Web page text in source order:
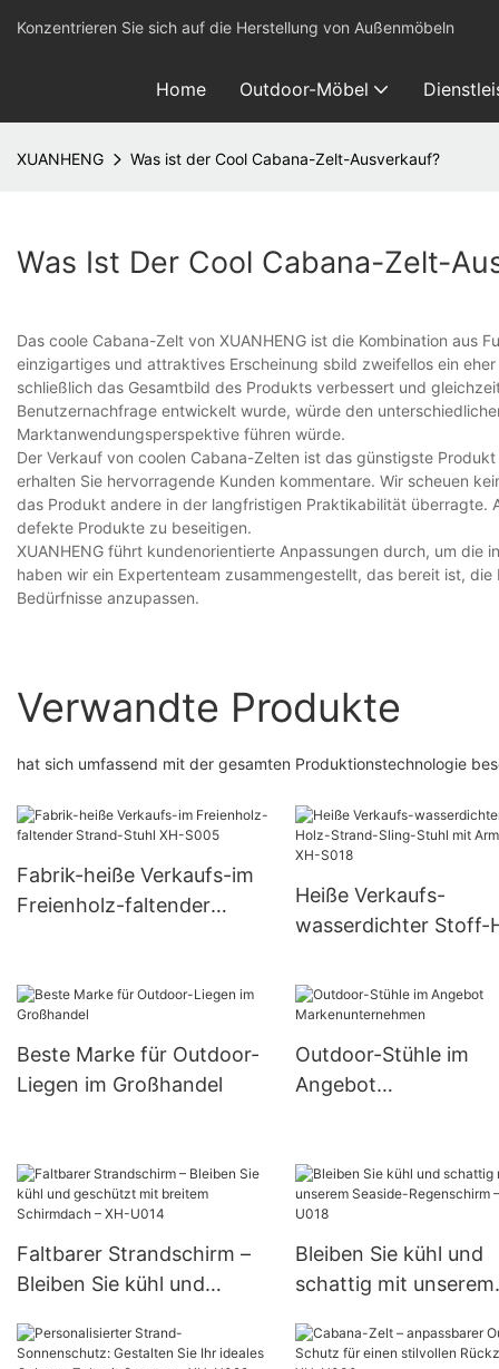
Konzentrieren Sie sich auf die Herstellung von Außenmöbeln
Home Outdoor-Möbel
XUANHENG Was ist der Cool Cabana-Zelt-Ausverkauf?
Was Ist Der Cool Cabana-Zelt-
Das coole Cabana-Zelt von XUANHENG ist die Kombination aus
einzigartiges und attraktives Erscheinung sbild zweifellos ein
schließlich das Gesamtbild des Produkts verbessert und
Benutzernachfrage entwickelt wurde, würde den
Marktanwendungsperspektive führen würde.
Der Verkauf von coolen Cabana-Zelten ist das günstigste
erhalten Sie hervorragende Kunden kommentare. Wir scheuen
das Produkt andere in der langfristigen Praktikabilität überragte.
defekte Produkte zu beseitigen.
XUANHENG führt kundenorientierte Anpassungen durch, um die
haben wir ein Expertenteam zusammengestellt, das bereit ist,
Bedürfnisse anzupassen.
Verwandte Produkte
hat sich umfassend mit der gesamten Produktionstechnologie
Fabrik-heiße Verkaufs-im
Freienholz-faltender
Heiße Verkaufs-
wasserdichter Stoff-
Armlehne XH-S018
Beste Marke für Outdoor-
Liegen im Großhandel
Outdoor-Stühle im
Angebot
Faltbarer Strandschirm –
Bleiben Sie kühl und
Schirmdach – XH-U014
Bleiben Sie kühl und
schattig mit unserem
XH-U018